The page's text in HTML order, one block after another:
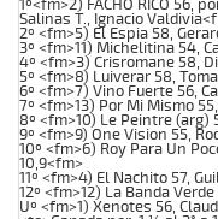
1º<fm>2) FACHO RICO 56,
Salinas T., Ignacio
2º <fm>5) El Espia 58,
3º <fm>11) Michelitina 54,
4º <fm>3) Crisromane 58,
5º <fm>8) Luiverar 58,
6º <fm>7) Vino Fuerte 56,
7º <fm>13) Por Mi Mismo
8º <fm>10) Le Peintre (arg)
9º <fm>9) One Vision 55,
10º <fm>6) Roy Para Un
10,9<fm>
11º <fm>4) El Nachito 57,
12º <fm>12) La Banda
Uº <fm>1) Xenotes 56,